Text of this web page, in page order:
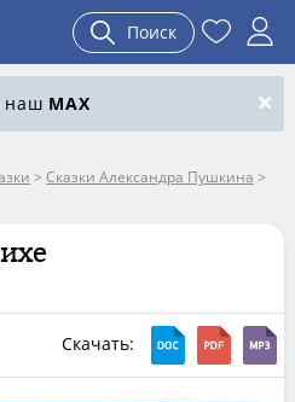
Поиск
наш MAX
> Сказки Александра Пушкина >
Скачать: